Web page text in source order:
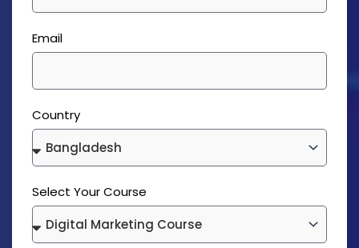
Email
Country
Select Your Course